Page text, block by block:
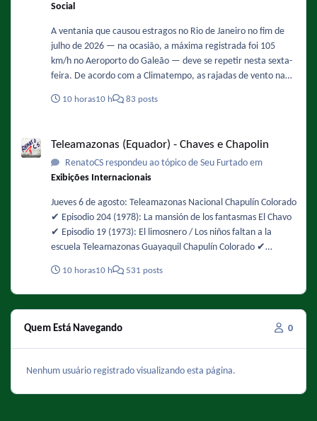
Social
A ventania que causou estragos no Rio de Janeiro no fim de
julho de 2026 — na ocasião, a máxima registrada foi 105
km/h no Aeroporto do Galeão — deve se repetir nesta sexta-
feira. De acordo com a Climatempo, as rajadas de vento na
com possibilidade de queda de árvores. Os ventos devem
https://oglobo.globo.com/rio/noticia/2026/08/06/rajadas-de-
vento-mais-intensas-sao-esperadas-entre-12h-e-18h-desta-
10 horas10 h 83 posts
Teleamazonas (Equador) - Chaves e Chapolin
RenatoCS respondeu ao tópico de Seu Furtado em
Exibições Internacionais
Jueves 6 de agosto: Teleamazonas Nacional Chapulín Colorado
✔️ Episodio 204 (1978): La mansión de los fantasmas El Chavo
✔️ Episodio 19 (1973): El limosnero / Los niños faltan a la
escuela Teleamazonas Guayaquil Chapulín Colorado ✔️
paralizadora El Chavo ✔️ Episodio 105 (1975): La fuente de los
deseos
10 horas10 h 531 posts
Quem Está Navegando 0
Nenhum usuário registrado visualizando esta página.